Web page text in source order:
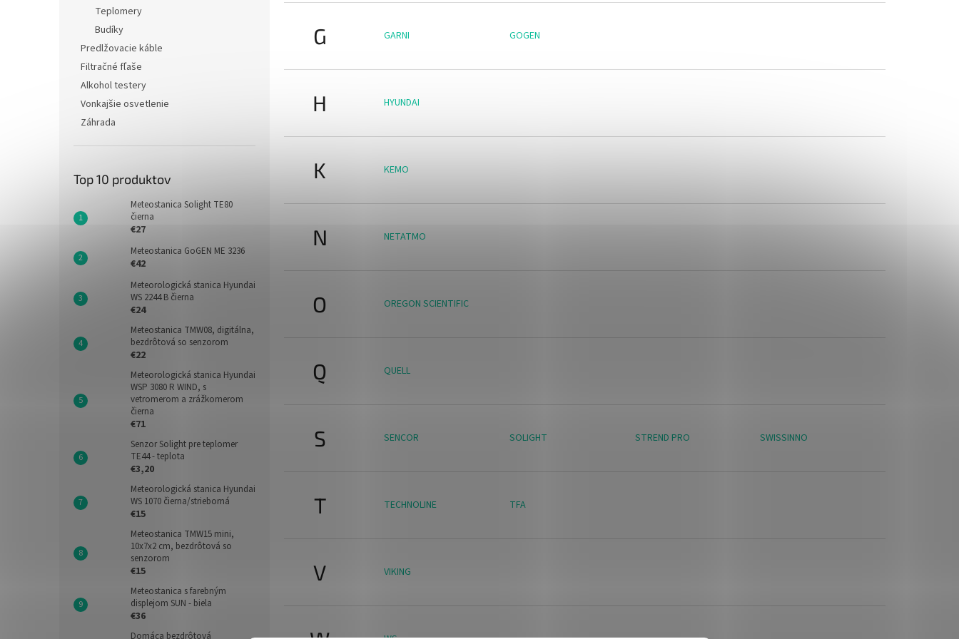
Teplomery
Budíky
Predlžovacie káble
Filtračné fľaše
Alkohol testery
Vonkajšie osvetlenie
Záhrada
Top 10 produktov
Meteostanica Solight TE80
čierna
€27
Meteostanica GoGEN ME 3236
€42
Meteorologická stanica Hyundai
WS 2244 B čierna
€24
Meteostanica TMW08, digitálna,
bezdrôtová so senzorom
€22
Meteorologická stanica Hyundai
WSP 3080 R WIND, s
vetromerom a zrážkomerom
čierna
€71
Senzor Solight pre teplomer
TE44 - teplota
€3,20
Meteorologická stanica Hyundai
WS 1070 čierna/strieborná
€15
Meteostanica TMW15 mini,
10x7x2 cm, bezdrôtová so
senzorom
€15
Meteostanica s farebným
displejom SUN - biela
€36
Domáca bezdrôtová
G GARNI GOGEN
H HYUNDAI
K KEMO
N NETATMO
O OREGON SCIENTIFIC
Q QUELL
S SENCOR SOLIGHT STREND PRO SWISSINNO
T TECHNOLINE TFA
V VIKING